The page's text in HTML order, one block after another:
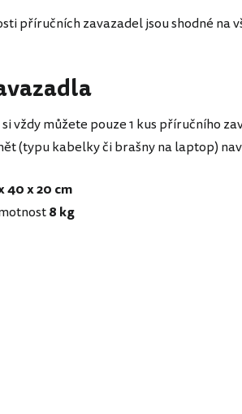
příručních zavazadel jsou shodné na
vždy můžete pouze 1 kus příručního
(typu kabelky či brašny na laptop)
40 x 20 cm
8 kg